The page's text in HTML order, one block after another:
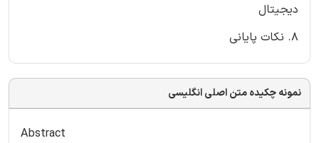
دیجیتال
۸. نکات پایانی
نمونه چکیده متن اصلی انگلیسی
Abstract